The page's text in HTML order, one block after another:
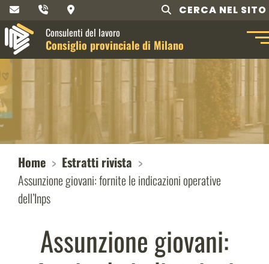
CERCA NEL SITO
Consulenti del lavoro
Consiglio provinciale di Milano
Home
Estratti rivista
Assunzione giovani: fornite le indicazioni operative
dell’Inps
Assunzione giovani: